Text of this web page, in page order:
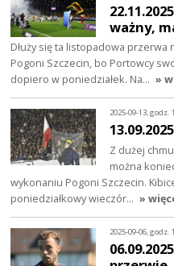
ważny,
Dłuży się ta listopadowa
Pogoni Szczecin, bo Portowcy
dopiero w poniedziałek. Na… »
2025-09-13, godz.
Z dużej
można
wykonaniu Pogoni Szczecin.
poniedziałkowy wieczór… »
2025-09-06, godz.